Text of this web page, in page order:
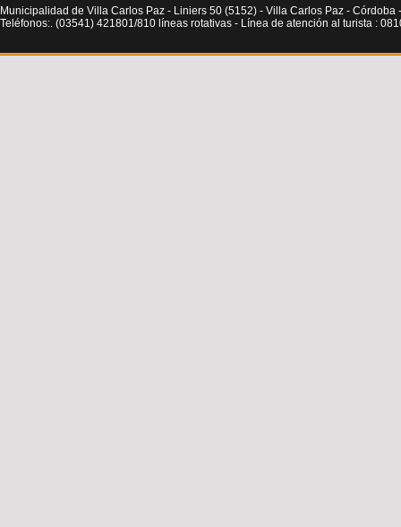
Municipalidad de Villa Carlos Paz - Liniers 50 (5152) - Villa Carlos Paz - Córdoba
Teléfonos:. (03541) 421801/810 líneas rotativas - Línea de atención al turista :